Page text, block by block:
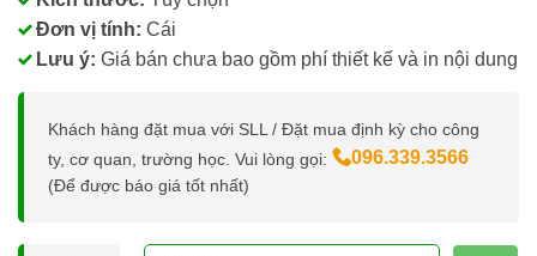
Đơn vị tính: Cái
Lưu ý: Giá bán chưa bao gồm phí thiết kế và in nội dung
Khách hàng đặt mua với SLL / Đặt mua định kỳ cho công
ty, cơ quan, trường học. Vui lòng gọi:
096.339.3566
(Để được báo giá tốt nhất)